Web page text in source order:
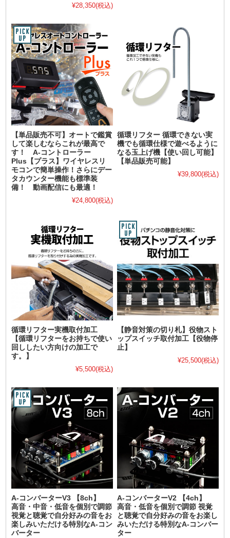
¥28,350(税込)
【単品販売不可】オートで鑑賞
して楽しむならこれが最高で
す！ A-コントローラー
Plus【プラス】ワイヤレスリ
モコンで簡単操作！さらにデー
タカウンター機能も標準装
備！ 動画配信にも最適！
¥24,800(税込)
循環リフター 循環できない実
機でも循環仕様で遊べるように
なる玉上げ機【使い回し可能】
【単品販売可能】
¥39,800(税込)
循環リフター実機取付加工
【循環リフターをお持ちで使い
回ししたい方向けの加工で
す。】
¥5,500(税込)
【静音対策の切り札】役物スト
ップスイッチ取付加工【役物停
止】
¥25,500(税込)
A-コンバーターV3 【8ch】
高音・中音・低音を個別で調節
視覚と聴覚で自分好みの音をお
楽しみいただける特別なA-コン
バーター
A-コンバーターV2 【4ch】
高音・低音を個別で調節 視覚
と聴覚で自分好みの音をお楽し
みいただける特別なA-コンバー
ター